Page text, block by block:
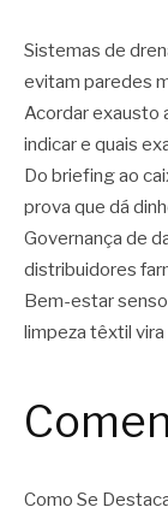
Sistemas de
evitam paredes
Acordar exausto
indicar e quais
Do briefing ao
prova que dá
Governança de
distribuidores
Bem-estar
limpeza têxtil
Como Se